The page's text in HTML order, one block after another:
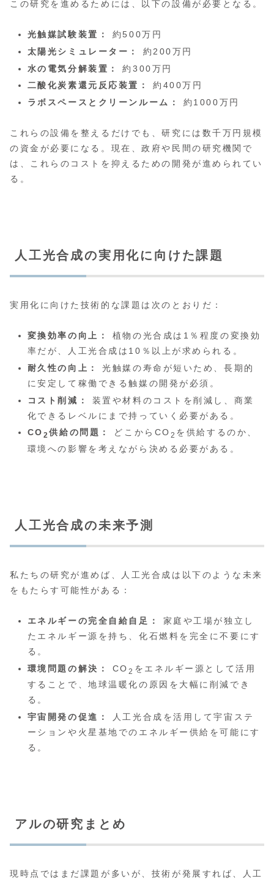
この研究を進めるためには、以下の設備が必要となる。
光触媒試験装置：
約500万円
太陽光シミュレーター：
約200万円
水の電気分解装置：
約300万円
二酸化炭素還元反応装置：
約400万円
ラボスペースとクリーンルーム：
約1000万円
これらの設備を整えるだけでも、研究には数千万円規模
の資金が必要になる。現在、政府や民間の研究機関で
は、これらのコストを抑えるための開発が進められてい
る。
人工光合成の実用化に向けた課題
実用化に向けた技術的な課題は次のとおりだ：
変換効率の向上：
植物の光合成は1％程度の変換効
率だが、人工光合成は10％以上が求められる。
耐久性の向上：
光触媒の寿命が短いため、長期的
に安定して稼働できる触媒の開発が必須。
コスト削減：
装置や材料のコストを削減し、商業
化できるレベルにまで持っていく必要がある。
CO 2供給の問題： どこからCO 2 を供給するのか、
環境への影響を考えながら決める必要がある。
人工光合成の未来予測
私たちの研究が進めば、人工光合成は以下のような未来
をもたらす可能性がある：
エネルギーの完全自給自足：
家庭や工場が独立し
たエネルギー源を持ち、化石燃料を完全に不要にす
る。
環境問題の解決：
CO 2 をエネルギー源として活用
することで、地球温暖化の原因を大幅に削減でき
る。
宇宙開発の促進：
人工光合成を活用して宇宙ステ
ーションや火星基地でのエネルギー供給を可能にす
る。
アルの研究まとめ
現時点ではまだ課題が多いが、技術が発展すれば、人工